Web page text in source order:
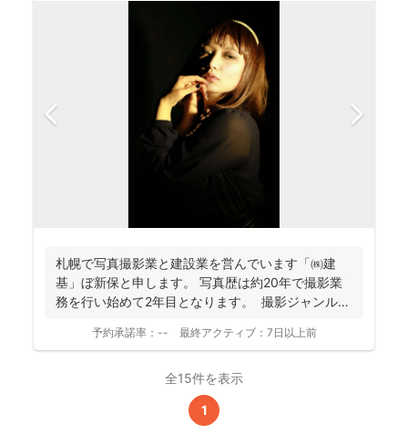
札幌で写真撮影業と建設業を営んでいます「㈱建
基」ぼ新保と申します。 写真歴は約20年で撮影業
務を行い始めて2年目となります。 撮影ジャンルは
予約承諾率： -- 最終アクティブ： 7日以上前
全15件を表示
1